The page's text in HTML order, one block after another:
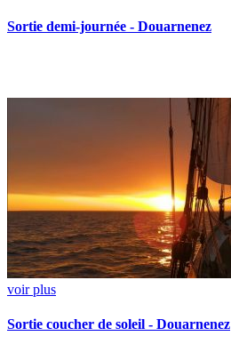
Sortie demi-journée - Douarnenez
voir plus
Sortie coucher de soleil - Douarnenez